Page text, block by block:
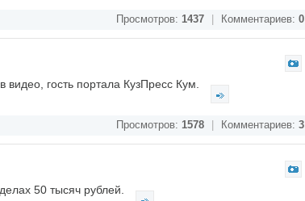
Просмотров: 1437 Комментариев: 0
гость портала КузПресс Кум.
Просмотров: 1578 Комментариев: 3
50 тысяч рублей.